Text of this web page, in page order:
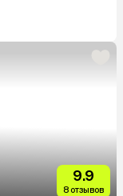
9.9
8 отзывов